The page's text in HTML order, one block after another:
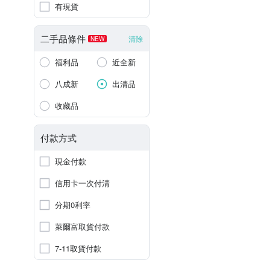
有現貨
二手品條件 NEW 清除
福利品
近全新
八成新
出清品
收藏品
付款方式
現金付款
信用卡一次付清
分期0利率
萊爾富取貨付款
7-11取貨付款